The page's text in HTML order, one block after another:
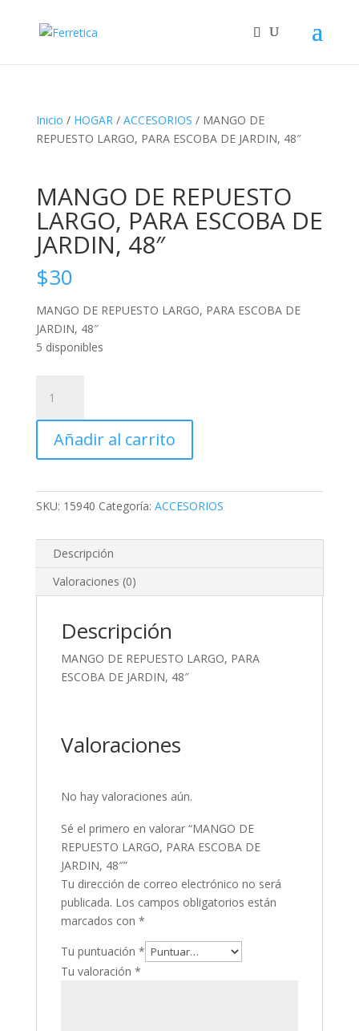
Inicio / HOGAR/ ACCESORIOS / MANGO DE
REPUESTO LARGO, PARA ESCOBA DE JARDIN, 48″
MANGO DE REPUESTO
LARGO, PARA ESCOBA DE
JARDIN, 48″
$30
MANGO DE REPUESTO LARGO, PARA ESCOBA DE
JARDIN, 48″
5 disponibles
REPUESTO
LARGO,
PARA
DE
JARDIN,
cantidad
Añadir al carrito
SKU: 15940 Categoría: ACCESORIOS
Descripción
Valoraciones (0)
Descripción
MANGO DE REPUESTO LARGO, PARA
ESCOBA DE JARDIN, 48″
Valoraciones
No hay valoraciones aún.
Sé el primero en valorar “MANGO DE
REPUESTO LARGO, PARA ESCOBA DE
JARDIN, 48″”
Tu dirección de correo electrónico no será
publicada. Los campos obligatorios están
marcados con *
Tu puntuación *
Tu valoración *